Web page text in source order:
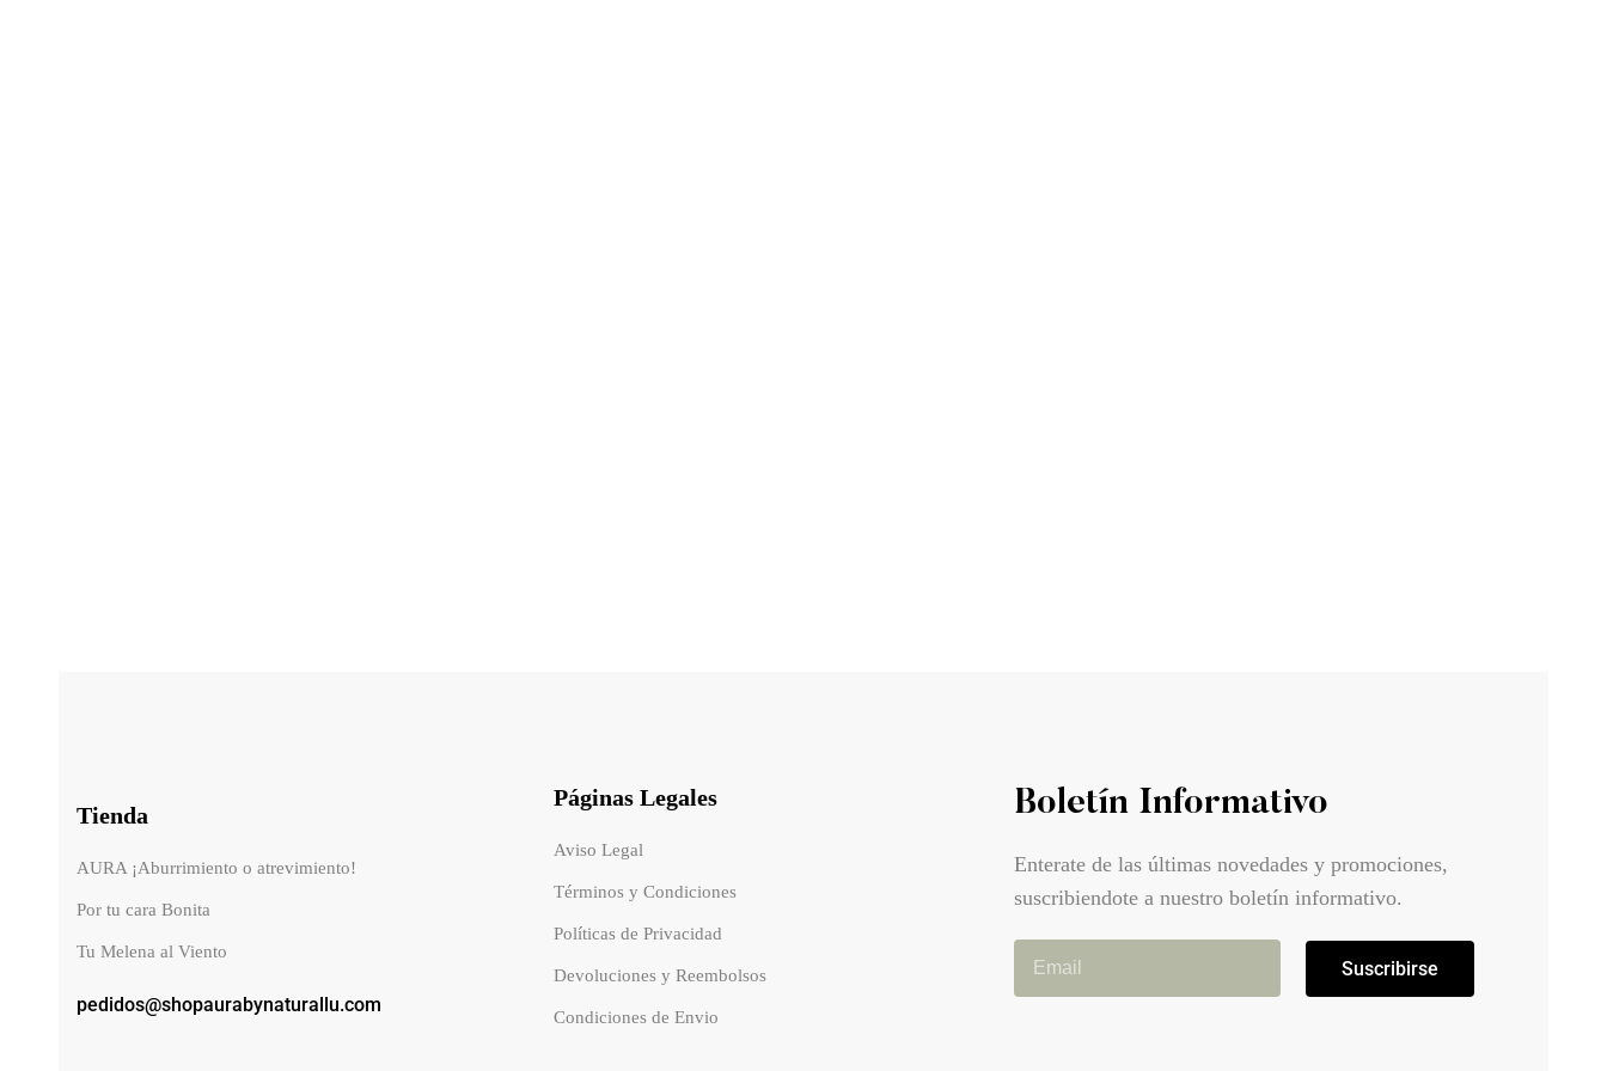
Tienda
AURA ¡Aburrimiento o atrevimiento!
Por tu cara Bonita
Tu Melena al Viento
pedidos@shopaurabynaturallu.com
Páginas Legales
Aviso Legal
Términos y Condiciones
Políticas de Privacidad
Devoluciones y Reembolsos
Condiciones de Envio
Boletín Informativo
Enterate de las últimas novedades y promociones,
suscribiendote a nuestro boletín informativo.
Suscribirse